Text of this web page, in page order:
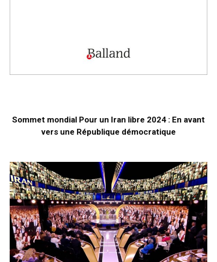
Sommet mondial Pour un Iran libre 2024 : En avant
vers une République démocratique